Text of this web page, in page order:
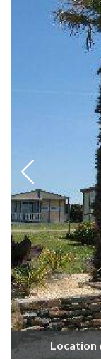
Location